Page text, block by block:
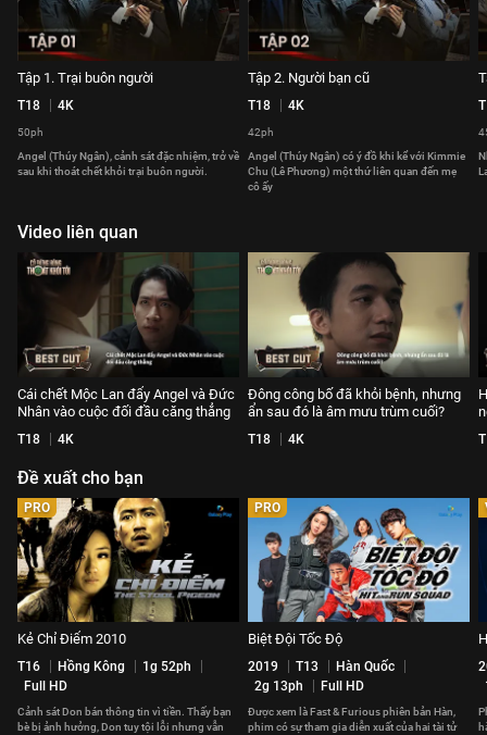
Tập 1. Trại buôn người
T18 4K
50ph
Angel (Thúy Ngân), cảnh sát đặc nhiệm, trở về
sau khi thoát chết khỏi trại buôn người.
Tập 2. Người bạn cũ
T18 4K
42ph
Angel (Thúy Ngân) có ý đồ khi kể với Kimmie
Chu (Lê Phương) một thứ liên quan đến mẹ
cô ấy
Video liên quan
Cái chết Mộc Lan đẩy Angel và Đức
Nhân vào cuộc đối đầu căng thẳng
T18 4K
Đông công bố đã khỏi bệnh, nhưng
ẩn sau đó là âm mưu trùm cuối?
T18 4K
Đề xuất cho bạn
PRO
Kẻ Chỉ Điểm 2010
T16 Hồng Kông
1g 52ph
Full HD
Cảnh sát Don bán thông tin vì tiền. Thấy bạn
bè bị ảnh hưởng, Don tuy tội lỗi nhưng vẫn
PRO
Biệt Đội Tốc Độ
2019 T13
Hàn Quốc
2g 13ph
Full HD
Được xem là Fast & Furious phiên bản Hàn,
phim có sự tham gia diễn xuất của hai tài tử